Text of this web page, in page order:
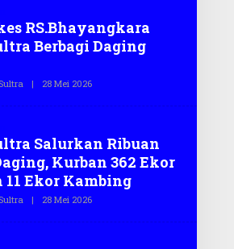
RS.Bhayangkara
Berbagi Daging
Sultra | 28 Mei 2026O
E
E
G
A
.
Salurkan Ribuan
Kurban 362 Ekor
11 Ekor Kambing
Sultra | 28 Mei 2026O
E